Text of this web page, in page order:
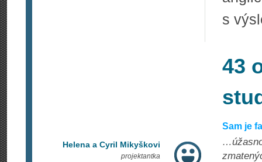
s
43
Helena a Cyril Mikyškovi
projektantka
Sam je